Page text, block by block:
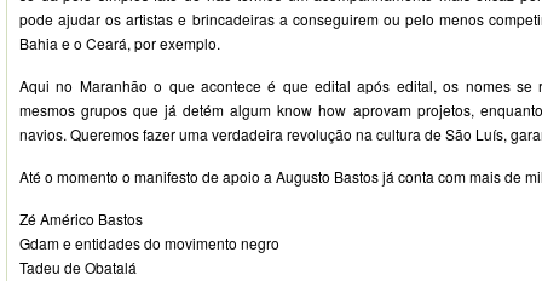
pode ajudar os artistas e brincadeiras a conseguirem ou pelo menos
Bahia e o Ceará, por exemplo.
Aqui no Maranhão o que acontece é que edital após edital, os nomes se
mesmos grupos que já detém algum know how aprovam projetos,
navios. Queremos fazer uma verdadeira revolução na cultura de São Luís,
Até o momento o manifesto de apoio a Augusto Bastos já conta com mais de
Zé Américo Bastos
Gdam e entidades do movimento negro
Tadeu de Obatalá